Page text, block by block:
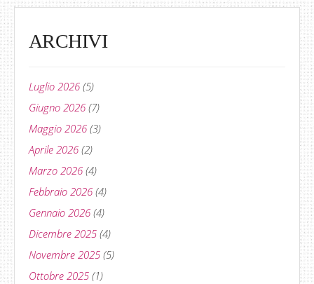
ARCHIVI
Luglio 2026 (5)
Giugno 2026 (7)
Maggio 2026 (3)
Aprile 2026 (2)
Marzo 2026 (4)
Febbraio 2026 (4)
Gennaio 2026 (4)
Dicembre 2025 (4)
Novembre 2025 (5)
Ottobre 2025 (1)